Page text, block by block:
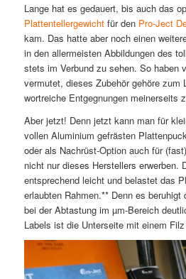
Lange hat es gedauert, bis auch das
Plattentellergewichtfür den Pro-Ject
kam. Das hatte aber noch einen
in den allermeisten Abbildungen des
stets im Verbund zu sehen. So haben
vermutet, dieses Zubehör gehöre zum
wortreiche Entgegnungen meinerseits
Aber jetzt! Denn jetzt kann man für
vollen Aluminium gefrästen
oder als Nachrüst-Option auch für
nicht nur dieses Herstellers erwerben.
entsprechend leicht und belastet das
erlaubten Rahmen.** Denn es
bei der Abtastung im µm-Bereich
Labels ist die Unterseite mit einem